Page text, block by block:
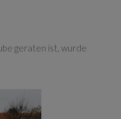
geraten ist, wurde